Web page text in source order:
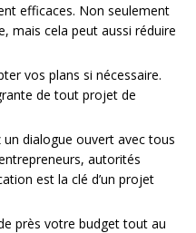
efficaces. Non seulement
mais cela peut aussi réduire
vos plans si nécessaire.
de tout projet de
un dialogue ouvert avec tous
autorités
est la clé d’un projet
près votre budget tout au